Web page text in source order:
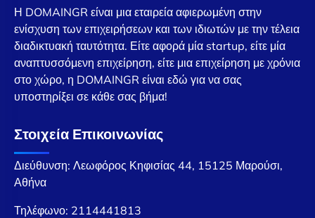
Η DOMAINGR είναι μια εταιρεία αφιερωμένη στην
ενίσχυση των επιχειρήσεων και των ιδιωτών με την τέλεια
διαδικτυακή ταυτότητα. Είτε αφορά μία startup, είτε μία
αναπτυσσόμενη επιχείρηση, είτε μια επιχείρηση με χρόνια
στο χώρο, η DOMAINGR είναι εδώ για να σας
υποστηρίξει σε κάθε σας βήμα!
Στοιχεία Επικοινωνίας
Διεύθυνση: Λεωφόρος Κηφισίας 44, 15125 Μαρούσι,
Αθήνα
Τηλέφωνο: 2114441813